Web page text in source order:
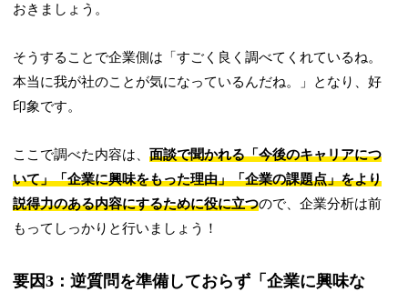
おきましょう。
そうすることで企業側は「すごく良く調べてくれているね。
本当に我が社のことが気になっているんだね。」となり、好
印象です。
ここで調べた内容は、面談で聞かれる「今後のキャリアにつ
いて」「企業に興味をもった理由」「企業の課題点」をより
説得力のある内容にするために役に立つので、企業分析は前
もってしっかりと行いましょう！
要因3：逆質問を準備しておらず「企業に興味な